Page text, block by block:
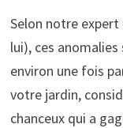
Selon notre
lui), ces
environ une fois
votre jardin,
chanceux qui a